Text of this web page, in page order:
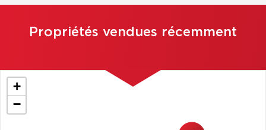
Propriétés vendues récemment
+
−